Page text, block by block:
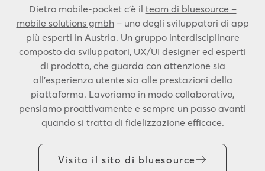
Dietro mobile-pocket c’è il team di bluesource –
mobile solutions gmbh– uno degli sviluppatori di app
più esperti in Austria. Un gruppo interdisciplinare
composto da sviluppatori, UX/UI designer ed esperti
di prodotto, che guarda con attenzione sia
all’esperienza utente sia alle prestazioni della
piattaforma. Lavoriamo in modo collaborativo,
pensiamo proattivamente e sempre un passo avanti
quando si tratta di fidelizzazione efficace.
Visita il sito di bluesource